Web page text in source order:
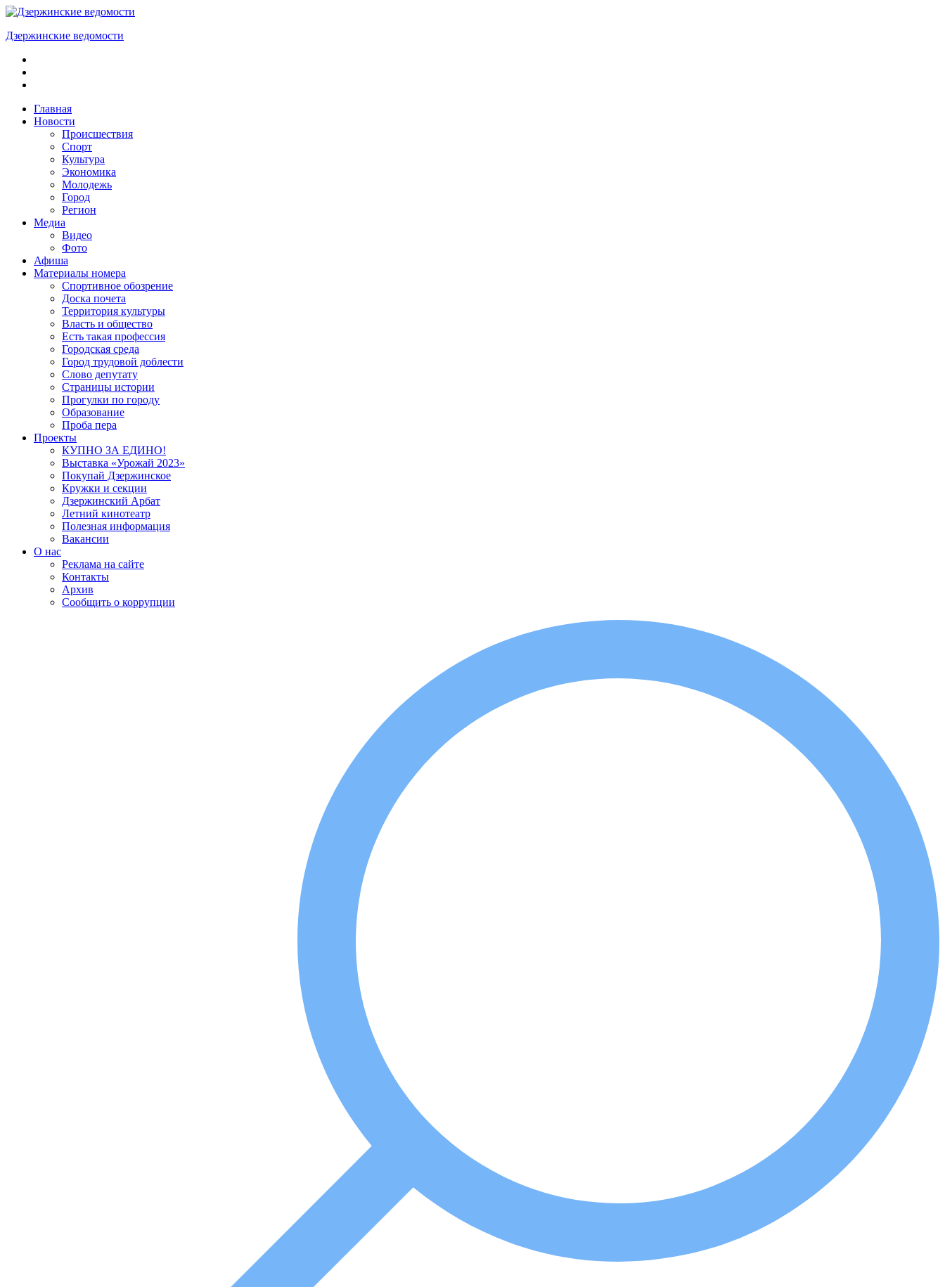
Skip
content
Дзержинские ведомости
ОБЩЕСТВЕННО-
ПОЛИТИЧЕСКАЯ
ГАЗЕТАГлавная
Новости
Происшествия
Спорт
Культура
Экономика
Молодежь
Город
Регион
Медиа
Видео
Фото
Афиша
Материалы номера
Спортивное обозрение
Доска почета
Территория культуры
Власть и общество
Есть такая профессия
Городская среда
Город трудовой доблести
Слово депутату
Страницы истории
Прогулки по городу
Образование
Проба пера
Проекты
КУПНО ЗА ЕДИНО!
Выставка «Урожай 2023»
Покупай Дзержинское
Кружки и секции
Дзержинский Арбат
Летний кинотеатр
Полезная информация
Вакансии
О нас
Реклама на сайте
Контакты
Архив
Сообщить о коррупции